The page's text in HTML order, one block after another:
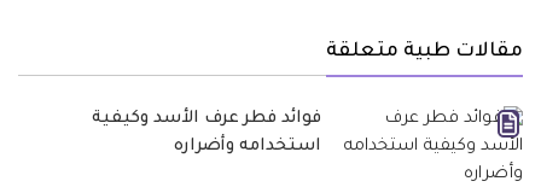
مقالات طبية متعلقة
فوائد فطر عرف الأسد وكيفية
استخدامه وأضراره